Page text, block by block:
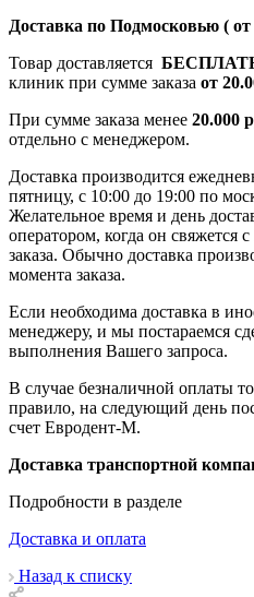
Доставка по Подмосковью (
Товар доставляется
клиник при сумме заказа от
При сумме заказа менее 20.000
отдельно с менеджером.
Доставка производится
пятницу, с 10:00 до 19:00 по
Желательное время и день
оператором, когда он свяжется
заказа. Обычно доставка
момента заказа.
Если необходима доставка в
менеджеру, и мы постараемся
выполнения Вашего запроса.
В случае безналичной оплаты
правило, на следующий день
счет Евродент-М.
Доставка транспортной
Подробности в разделе
Доставка и оплата
Назад к списку